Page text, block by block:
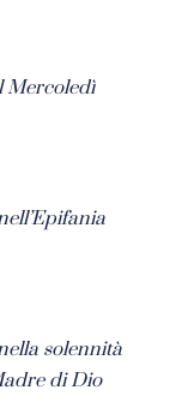
Mercoledì
solennità
di Dio